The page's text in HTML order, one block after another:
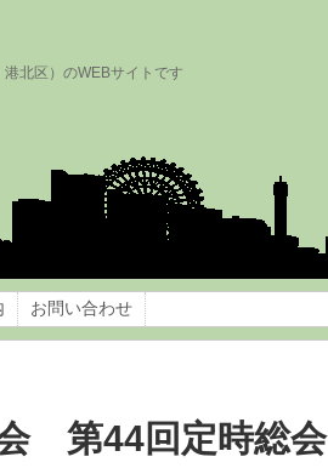
北区）のWEBサイトです
お問い合わせ
第44回定時総会